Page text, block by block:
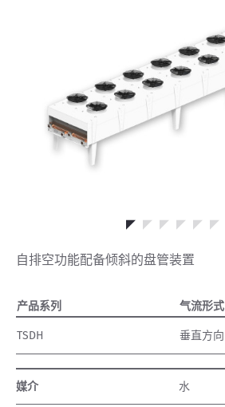
自排空功能配备倾斜的盘管装置
产品系列 气流形式
TSDH 垂直方向
媒介 水